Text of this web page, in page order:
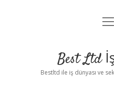
Yasal
Best Ltd
Bestltd ile iş dünyası ve